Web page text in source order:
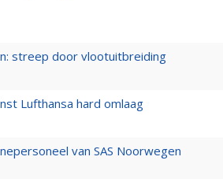
streep door vlootuitbreiding
Lufthansa hard omlaag
van SAS Noorwegen